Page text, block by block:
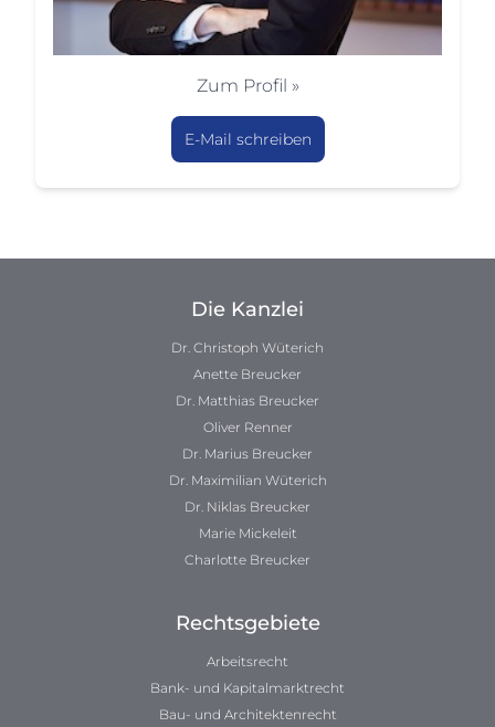
Zum Profil »
E-Mail schreiben
Die Kanzlei
Dr. Christoph Wüterich
Anette Breucker
Dr. Matthias Breucker
Oliver Renner
Dr. Marius Breucker
Dr. Maximilian Wüterich
Dr. Niklas Breucker
Marie Mickeleit
Charlotte Breucker
Rechtsgebiete
Arbeitsrecht
Bank- und Kapitalmarktrecht
Bau- und Architektenrecht